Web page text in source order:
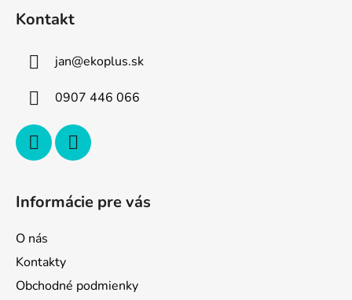
Kontakt
jan@ekoplus.sk
0907 446 066
Informácie pre vás
O nás
Kontakty
Obchodné podmienky